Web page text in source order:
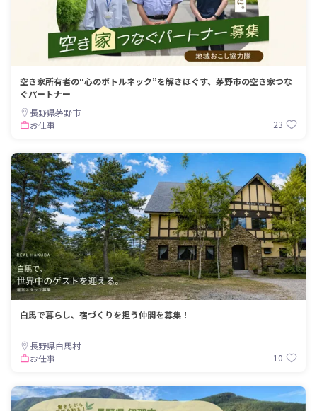
空き家所有者の“心のボトルネック”を解きほぐす、茅野市の空き家つな
ぐパートナー
長野県茅野市
お仕事
23
白馬で暮らし、宿づくりを担う仲間を募集！
長野県白馬村
お仕事
10